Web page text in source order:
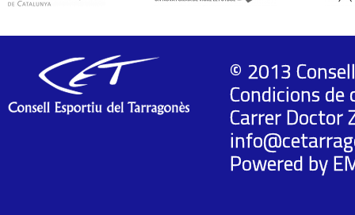
© 2013
Condicions
Carrer Doctor
Powered by